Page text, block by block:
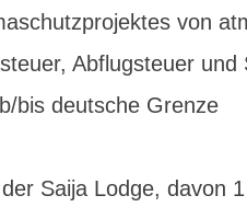
von
Abflugsteuer und
bis deutsche Grenze
Saija Lodge, davon